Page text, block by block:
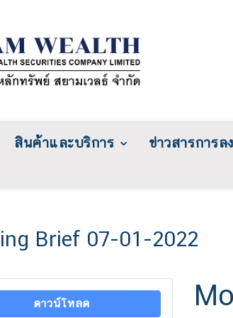
สินค้าและบริการ ข่าวสารการล
Brief 07-01-2022
ดาวน์โหลด